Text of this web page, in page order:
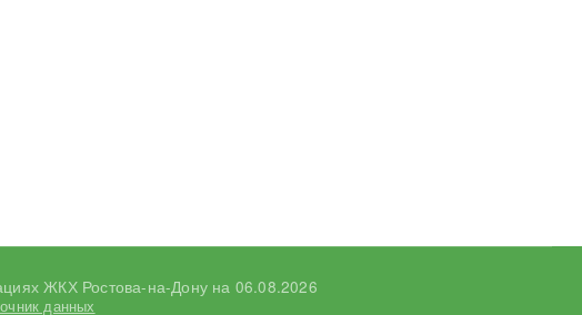
ЖКХ Ростова-на-Дону на 06.08.2026
данных